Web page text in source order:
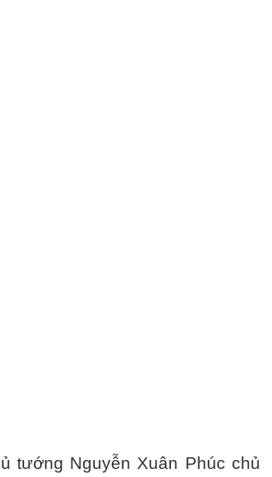
tướng Nguyễn Xuân Phúc chủ